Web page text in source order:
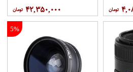
۴۲,۳۵۰,۰۰۰
5%